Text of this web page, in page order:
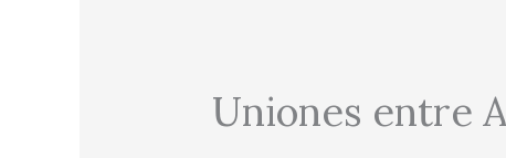
Uniones entre